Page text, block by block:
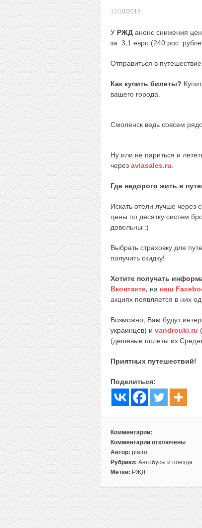
11/10/2018
У РЖД анонс снижения
за 3,1 евро (240 рос.
Отправиться в
Как купить билеты?
вашего города.
Смоленск ведь совсем
Ну или не париться и
через aviasales.ru
Где недорого жить в
Искать отели лучше через
цены по десятку систем
довольны :)
Выбрать страховку для
получить скидку!
Хотите получать
Вконтакте, на наш
акциях появляется в них
Возможно, Вам будут
украинцев) и vandrouki.ru
(дешевые полеты из
Приятных путешествий!
Поделиться:
Комментарии:
Комментарии
к
записи
Поездки
Ласточке
почти
Беларуси
отключены
Автор: piatro
Рубрики: Автобусы и поезда
Метки: РЖД